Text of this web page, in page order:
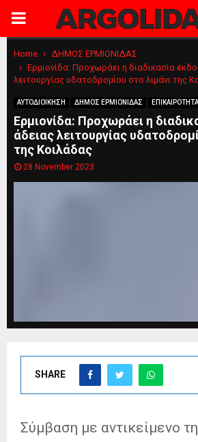
PRIMARY
MENU
Home
ΔΗΜΟΣ ΕΡΜΙΟΝΙΔΑΣ
Ερμιονίδα: Προχωράει η διαδικασία
λειτουργίας υδατοδρομίου στο λιμάνι της
ΑΥΤΟΔΙΟΙΚΗΣΗ ΔΗΜΟΣ ΕΡΜΙΟΝΙΔΑΣ ΕΠΙΚΑΙΡΟΤΗΤΑ
Ερμιονίδα: Προχωράει η
άδειας λειτουργίας
της Κοιλάδας
28 November 2023
SHARE
Σύμβαση με αντικείμενο